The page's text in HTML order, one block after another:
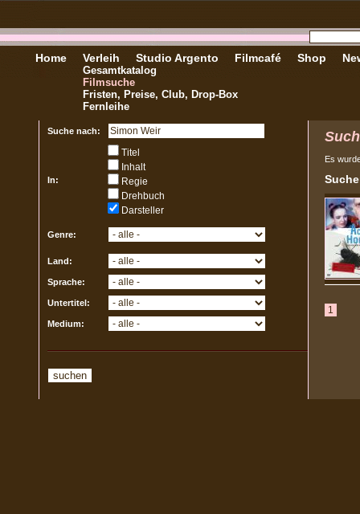
Home Verleih
Gesamtkatalog
Filmsuche
Fristen, Preise, Club, Drop-Box
Fernleihe
Studio Argento Filmcafé Shop
Suche nach:
In:
Titel
Inhalt
Regie
Drehbuch
Darsteller
Genre:
Land:
Sprache:
Untertitel:
Medium:
Es
1